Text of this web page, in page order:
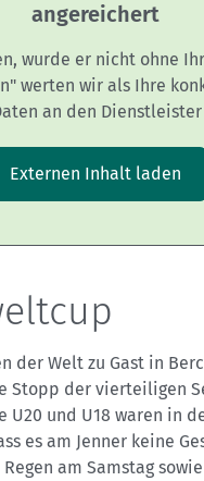
angereichert
wurde er nicht ohne
werten wir als Ihre
an den
Externen Inhalt laden
der Welt zu Gast in
Stopp der vierteiligen
U20 und U18 waren in
es am Jenner keine
am Samstag